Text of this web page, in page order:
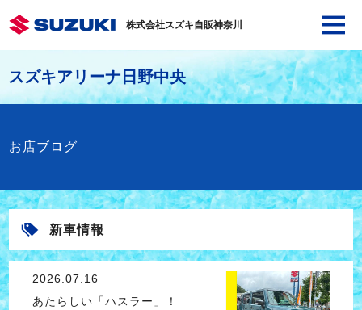
株式会社スズキ自販神奈川
スズキアリーナ日野中央
お店ブログ
新車情報
2026.07.16
あたらしい「ハスラー」！